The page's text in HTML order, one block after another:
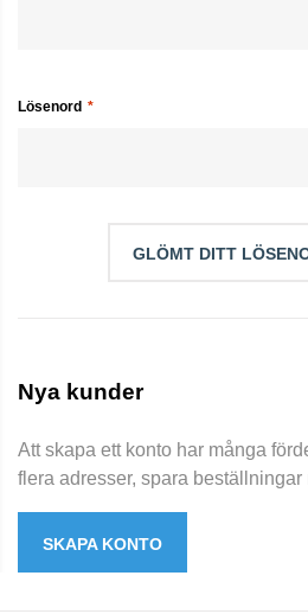
Lösenord
GLÖMT DITT
Nya kunder
Att skapa ett konto har många
flera adresser, spara beställningar
SKAPA KONTO